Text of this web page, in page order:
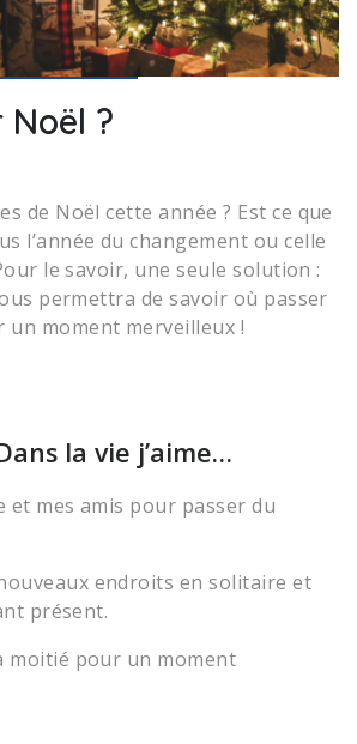
Noël ?
de Noël cette année ? Est ce que
l’année du changement ou celle
le savoir, une seule solution :
permettra de savoir où passer
un moment merveilleux !
la vie j’aime…
et mes amis pour passer du
endroits en solitaire et
présent.
moitié pour un moment